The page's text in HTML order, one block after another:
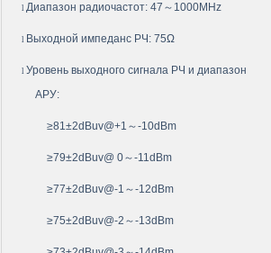
lДиапазон радиочастот: 47 ～ 1000MHz
l Выходной импеданс РЧ: 75Ω
lУровень выходного сигнала РЧ и диапазон
АРУ:
≥81±2dBuv@+1 ～-10dBm
≥79±2dBuv@ 0～-11dBm
≥77±2dBuv@-1 ～-12dBm
≥75±2dBuv@-2 ～-13dBm